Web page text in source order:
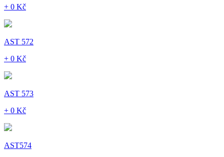
+ 0 Kč
AST 572
+ 0 Kč
AST 573
+ 0 Kč
AST574